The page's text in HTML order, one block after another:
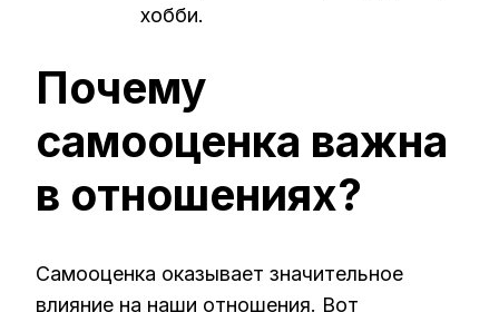
хобби.
Почему
самооценка важна
в отношениях?
Самооценка оказывает значительное
влияние на наши отношения. Вот